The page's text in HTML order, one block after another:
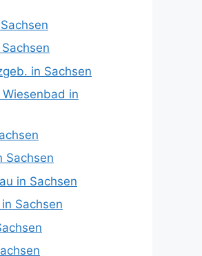
in Sachsen
in
Sachsen
in Sachsen
Sachsen